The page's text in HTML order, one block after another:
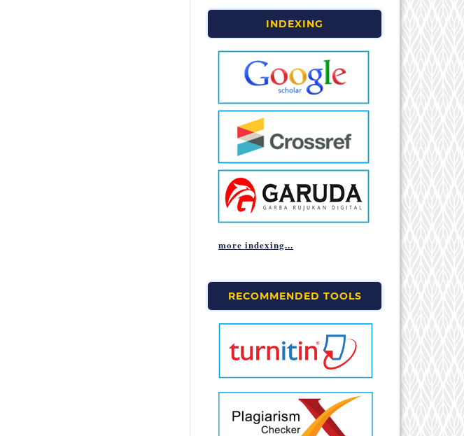
INDEXING
more indexing...
RECOMMENDED TOOLS